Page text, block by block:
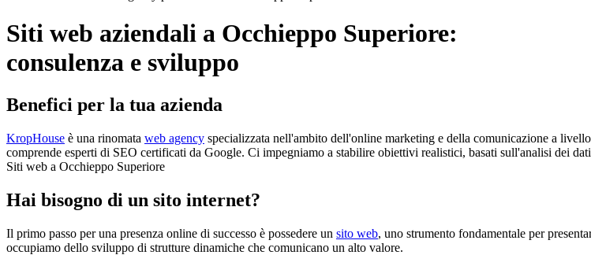
Siti web aziendali a Occhieppo Superiore:
consulenza e sviluppo
Benefici per la tua azienda
KropHouse è una rinomata web agency specializzata nell'ambito dell'online marketing e della comunicazione a
comprende esperti di SEO certificati da Google. Ci impegniamo a stabilire obiettivi realistici, basati sull'analisi dei
Siti web a Occhieppo Superiore
Hai bisogno di un sito internet?
Il primo passo per una presenza online di successo è possedere un sito web, uno strumento fondamentale per
occupiamo dello sviluppo di strutture dinamiche che comunicano un alto valore.